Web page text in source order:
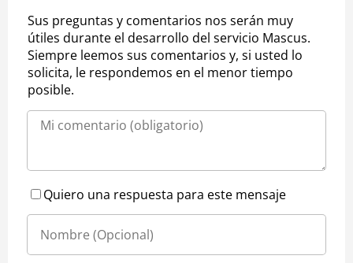
Sus preguntas y comentarios nos serán muy
útiles durante el desarrollo del servicio Mascus.
Siempre leemos sus comentarios y, si usted lo
solicita, le respondemos en el menor tiempo
posible.
Quiero una respuesta para este mensaje